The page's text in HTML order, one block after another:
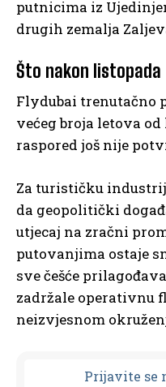
putnicima iz
drugih zemalja
Što nakon listopada
Flydubai trenutačno
većeg broja letova
raspored još nije
Za turističku
da geopolitički
utjecaj na zračni
putovanjima ostaje
sve češće
zadržale operativnu
neizvjesnom
Prijavite se